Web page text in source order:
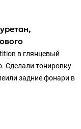
в глянцевый
Сделали тонировку
задние фонари в